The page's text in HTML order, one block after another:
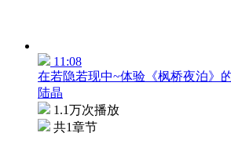
11:08
在若隐若现中~体验《枫桥夜泊》
陆晶
1.1万次播放
共1章节